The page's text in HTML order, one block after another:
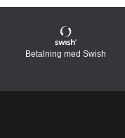
Betalning med Swish